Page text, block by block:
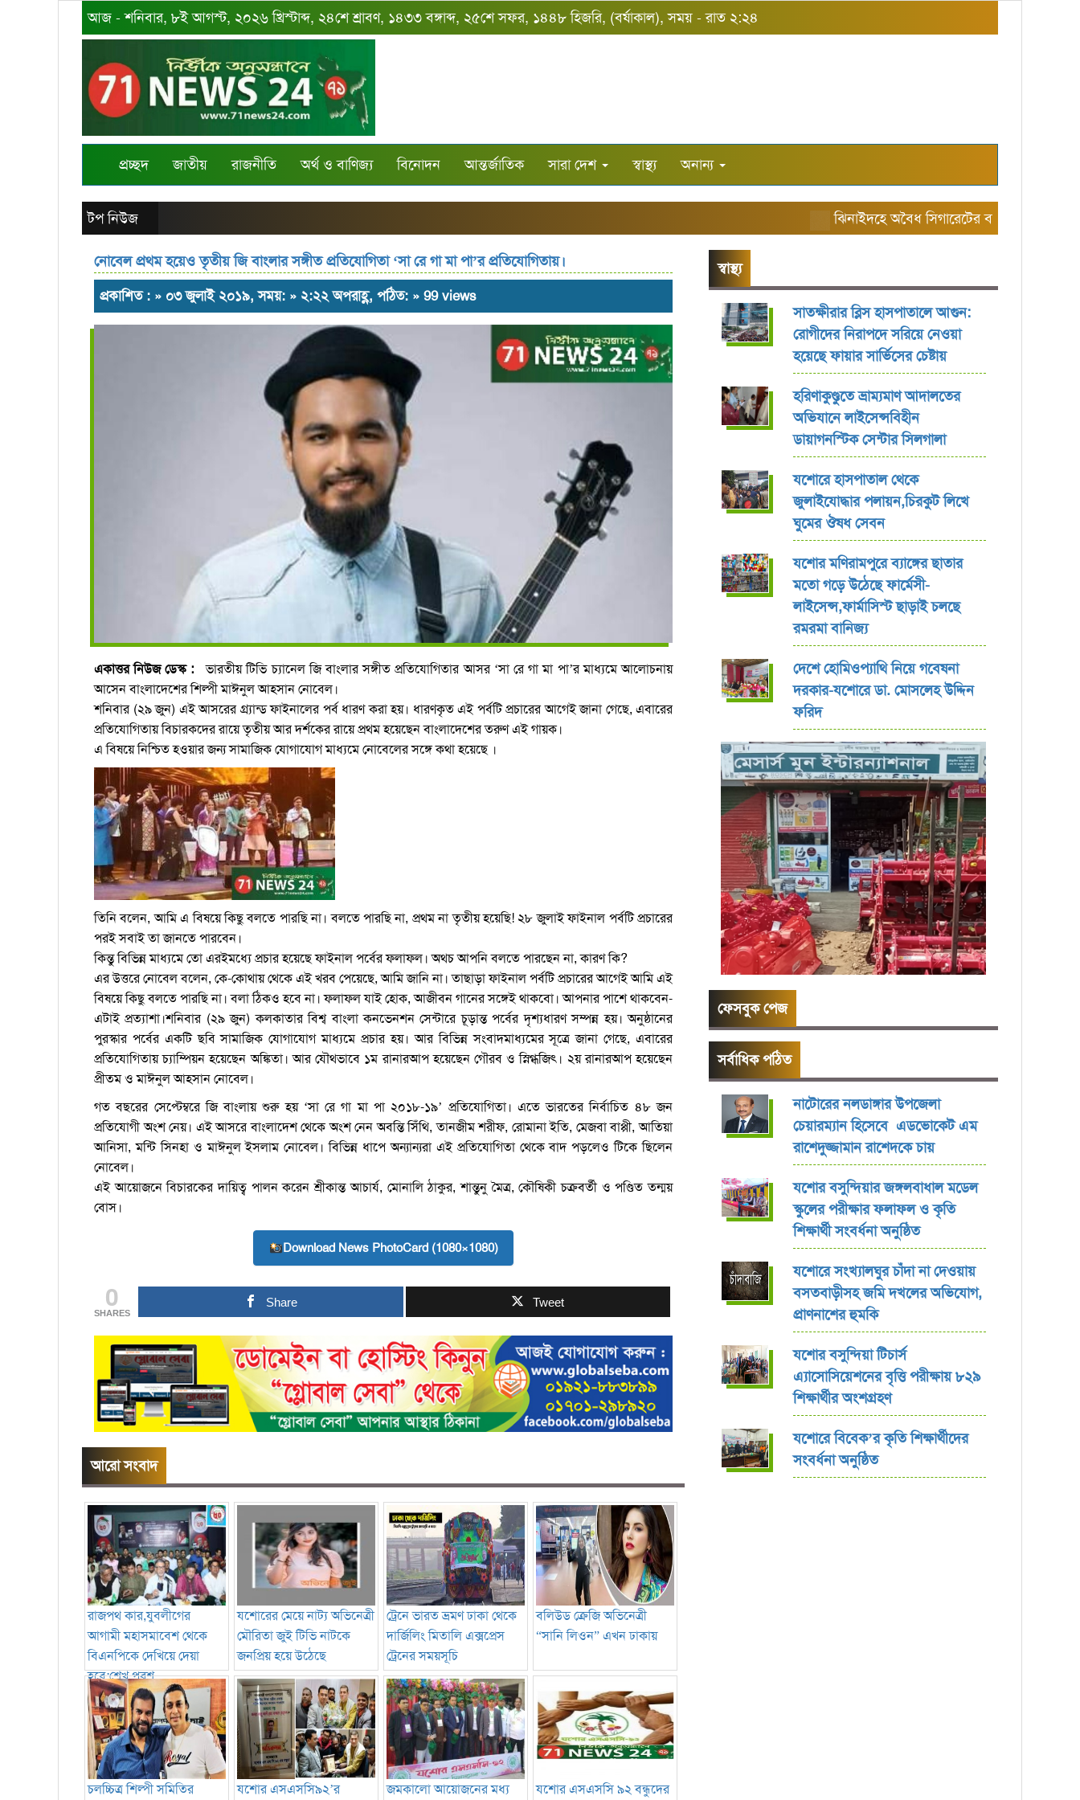
আজ - শনিবার, ৮ই আগস্ট, ২০২৬ খ্রিস্টাব্দ, ২৪শে শ্রাবণ, ১৪৩৩ বঙ্গাব্দ, ২৫শে সফর, ১৪৪৮ হিজরি, (বর্ষাকাল), সময় - রাত ২:২৪
প্রচ্ছদ জাতীয় রাজনীতি অর্থ ও বাণিজ্য বিনোদন আন্তর্জাতিক সারা দেশ স্বাস্থ্য অনান্য
টপ নিউজ ঝিনাইদহে অবৈধ সিগারেটের বাজার তৈরি করছে
নোবেল প্রথম হয়েও তৃতীয় জি বাংলার সঙ্গীত প্রতিযোগিতা ‘সা রে গা মা পা’র প্রতিযোগিতায়।
প্রকাশিত : » ০৩ জুলাই ২০১৯, সময়: » ২:২২ অপরাহ্ণ, পঠিত: » 99 views
একাত্তর নিউজ ডেস্ক :
ভারতীয় টিভি চ্যানেল জি বাংলার সঙ্গীত প্রতিযোগিতার আসর ‘সা রে গা মা পা’র মাধ্যমে আলোচনায়
আসেন বাংলাদেশের শিল্পী মাঈনুল আহসান নোবেল।
শনিবার (২৯ জুন) এই আসরের গ্র্যান্ড ফাইনালের পর্ব ধারণ করা হয়। ধারণকৃত এই পর্বটি প্রচারের আগেই জানা গেছে, এবারের
প্রতিযোগিতায় বিচারকদের রায়ে তৃতীয় আর দর্শকের রায়ে প্রথম হয়েছেন বাংলাদেশের তরুণ এই গায়ক।
এ বিষয়ে নিশ্চিত হওয়ার জন্য সামাজিক যোগাযোগ মাধ্যমে নোবেলের সঙ্গে কথা হয়েছে ।
তিনি বলেন, আমি এ বিষয়ে কিছু বলতে পারছি না। বলতে পারছি না, প্রথম না তৃতীয় হয়েছি! ২৮ জুলাই ফাইনাল পর্বটি প্রচারের
পরই সবাই তা জানতে পারবেন।
কিন্তু বিভিন্ন মাধ্যমে তো এরইমধ্যে প্রচার হয়েছে ফাইনাল পর্বের ফলাফল। অথচ আপনি বলতে পারছেন না, কারণ কি?
এর উত্তরে নোবেল বলেন, কে-কোথায় থেকে এই খরব পেয়েছে, আমি জানি না। তাছাড়া ফাইনাল পর্বটি প্রচারের আগেই আমি এই
বিষয়ে কিছু বলতে পারছি না। বলা ঠিকও হবে না। ফলাফল যাই হোক, আজীবন গানের সঙ্গেই থাকবো। আপনার পাশে থাকবেন-
এটাই প্রত্যাশা।শনিবার (২৯ জুন) কলকাতার বিশ্ব বাংলা কনভেনশন সেন্টারে চূড়ান্ত পর্বের দৃশ্যধারণ সম্পন্ন হয়। অনুষ্ঠানের
পুরস্কার পর্বের একটি ছবি সামাজিক যোগাযোগ মাধ্যমে প্রচার হয়। আর বিভিন্ন সংবাদমাধ্যমের সূত্রে জানা গেছে, এবারের
প্রতিযোগিতায় চ্যাম্পিয়ন হয়েছেন অঙ্কিতা। আর যৌথভাবে ১ম রানারআপ হয়েছেন গৌরব ও স্নিগ্ধজিৎ। ২য় রানারআপ হয়েছেন
প্রীতম ও মাঈনুল আহসান নোবেল।
গত বছরের সেপ্টেম্বরে জি বাংলায় শুরু হয় ‘সা রে গা মা পা ২০১৮-১৯’ প্রতিযোগিতা। এতে ভারতের নির্বাচিত ৪৮ জন
প্রতিযোগী অংশ নেয়। এই আসরে বাংলাদেশ থেকে অংশ নেন অবন্তি সিঁথি, তানজীম শরীফ, রোমানা ইতি, মেজবা বাপ্পী, আতিয়া
আনিসা, মন্টি সিনহা ও মাঈনুল ইসলাম নোবেল। বিভিন্ন ধাপে অন্যান্যরা এই প্রতিযোগিতা থেকে বাদ পড়লেও টিকে ছিলেন
নোবেল।
এই আয়োজনে বিচারকের দায়িত্ব পালন করেন শ্রীকান্ত আচার্য, মোনালি ঠাকুর, শান্তুনু মৈত্র, কৌষিকী চক্রবর্তী ও পণ্ডিত তন্ময়
বোস।
Download News PhotoCard (1080×1080)
0
SHARES
Share Tweet
আরো সংবাদ
রাজপথ কার,যুবলীগের
আগামী মহাসমাবেশ থেকে
বিএনপিকে দেখিয়ে দেয়া
হবে:শেখ পরশ
যশোরের মেয়ে নাট্য অভিনেত্রী
মৌরিতা জুই টিভি নাটকে
জনপ্রিয় হয়ে উঠেছে
ট্রেনে ভারত ভ্রমণ ঢাকা থেকে
দার্জিলিং মিতালি এক্সপ্রেস
ট্রেনের সময়সূচি
বলিউড ক্রেজি অভিনেত্রী
“সানি লিওন” এখন ঢাকায়
চলচ্চিত্র শিল্পী সমিতির যশোর এসএসসি৯২’র জমকালো আয়োজনের মধ্য যশোর এসএসসি ৯২ বন্ধুদের
স্বাস্থ্য
সাতক্ষীরার ব্লিস হাসপাতালে আগুন:
রোগীদের নিরাপদে সরিয়ে নেওয়া
হয়েছে ফায়ার সার্ভিসের চেষ্টায়
হরিণাকুণ্ডুতে ভ্রাম্যমাণ আদালতের
অভিযানে লাইসেন্সবিহীন
ডায়াগনস্টিক সেন্টার সিলগালা
যশোরে হাসপাতাল থেকে
জুলাইযোদ্ধার পলায়ন,চিরকুট লিখে
ঘুমের ঔষধ সেবন
যশোর ‎মণিরামপুরে ব্যাঙ্গের ছাতার
মতো গড়ে উঠেছে ফার্মেসী-
লাইসেন্স,ফার্মাসিস্ট ছাড়াই চলছে
রমরমা বানিজ্য ‎
দেশে হোমিওপ্যাথি নিয়ে গবেষনা
দরকার-যশোরে ডা. মোসলেহ উদ্দিন
ফরিদ
ফেসবুক পেজ
সর্বাধিক পঠিত
নাটোরের নলডাঙ্গার উপজেলা
চেয়ারম্যান হিসেবে এডভোকেট এম
রাশেদুজ্জামান রাশেদকে চায়
যশোর বসুন্দিয়ার জঙ্গলবাধাল মডেল
স্কুলের পরীক্ষার ফলাফল ও কৃতি
শিক্ষার্থী সংবর্ধনা অনুষ্ঠিত
যশোরে সংখ্যালঘুর চাঁদা না দেওয়ায়
বসতবাড়ীসহ জমি দখলের অভিযোগ,
প্রাণনাশের হুমকি
যশোর বসুন্দিয়া টিচার্স
এ্যাসোসিয়েশনের বৃত্তি পরীক্ষায় ৮২৯
শিক্ষার্থীর অংশগ্রহণ
যশোরে বিবেক’র কৃতি শিক্ষার্থীদের
সংবর্ধনা অনুষ্ঠিত